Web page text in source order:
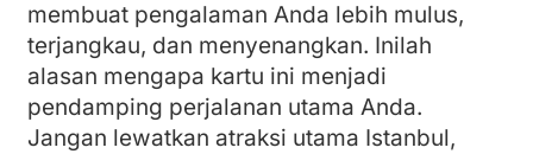
membuat pengalaman Anda lebih mulus,
terjangkau, dan menyenangkan. Inilah
alasan mengapa kartu ini menjadi
pendamping perjalanan utama Anda.
Jangan lewatkan atraksi utama Istanbul,